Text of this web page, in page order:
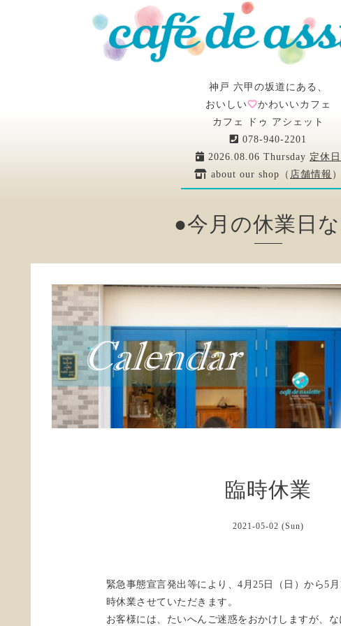
神戸 六甲の坂道にある、
おいしい
かわいいカフェ
カフェ ドゥ アシェット
078-940-2201
2026.08.06 Thursday 定休日
about our shop（ 店舗情報
●今月の休業日
臨時休業
2021-05-02 (Sun)
緊急事態宣言発出等により、4月25日（日）から5
時休業させていただきます。
お客様には、たいへんご迷惑をおかけしますが、